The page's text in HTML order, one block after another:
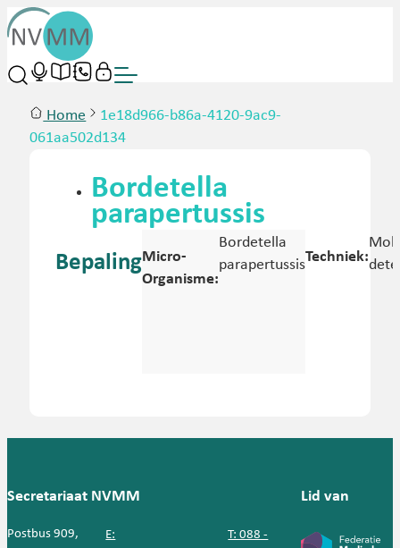
Home
1e18d966-b86a-4120-9ac9-
061aa502d134
Bordetella
parapertussis
BepalingMicro-
Organisme:
Bordetella
parapertussisTechniek:
Secretariaat NVMM
Postbus 909,
E:
T: 088 -
Lid van